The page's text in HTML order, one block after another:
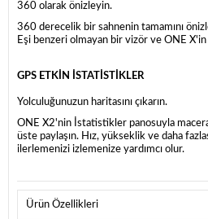
360 olarak önizleyin.
360 derecelik bir sahnenin tamamını
Eşi benzeri olmayan bir vizör ve ONE
GPS ETKİN İSTATİSTİKLER
Yolculuğunuzun haritasını çıkarın.
ONE X2'nin İstatistikler panosuyla
üste paylaşın. Hız, yükseklik ve daha
ilerlemenizi izlemenize yardımcı olur.
Ürün Özellikleri